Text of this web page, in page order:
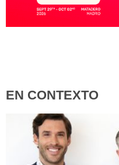
EN CONTEXTO